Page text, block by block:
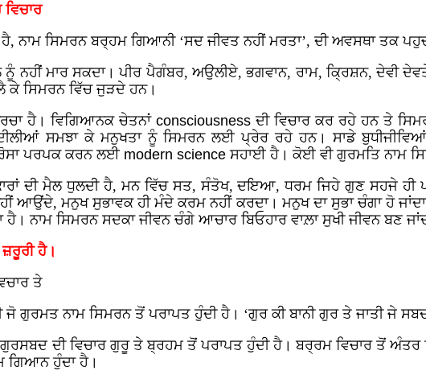
ਨਾਮ ਸਿਮਰਨ ਬਰ੍ਹਮ ਗਿਆਨੀ ‘ਸਦ ਜੀਵਤ ਨਹੀਂ ਮਰਤਾ’, ਦੀ ਅਵਸਥਾ ਤਕ
ਨੂੰ ਨਹੀਂ ਮਾਰ ਸਕਦਾ। ਪੀਰ ਪੈਗੰਬਰ, ਅਉਲੀਏ, ਭਗਵਾਨ, ਰਾਮ, ਕ੍ਰਿਸ਼ਨ, ਦੇਵੀ
ਸਿਮਰਨ ਵਿੱਚ ਜੁੜਦੇ ਹਨ।
ਹੈ। ਵਿਗਿਆਨਕ ਚੇਤਨਾਂ consciousness ਦੀ ਵਿਚਾਰ ਕਰ ਰਹੇ ਹਨ ਤੇ
ਸਮਝਾ ਕੇ ਮਨੁਖਤਾ ਨੂੰ ਸਿਮਰਨ ਲਈ ਪ੍ਰੇਰ ਰਹੇ ਹਨ। ਸਾਡੇ
ਪਰਪਕ ਕਰਨ ਲਈ modern science ਸਹਾਈ ਹੈ। ਕੋਈ ਵੀ ਗੁਰਮਤਿ ਨਾਮ
ਦੀ ਮੈਲ ਧੁਲਦੀ ਹੈ, ਮਨ ਵਿੱਚ ਸਤ, ਸੰਤੋਖ, ਦਇਆ, ਧਰਮ ਜਿਹੇ ਗੁਣ ਸਹਜੇ
ਆਉਂਦੇ, ਮਨੁਖ ਸੁਭਾਵਕ ਹੀ ਮੰਦੇ ਕਰਮ ਨਹੀਂ ਕਰਦਾ। ਮਨੁਖ ਦਾ ਸੁਭਾ ਚੰਗਾ ਹੋ
ਨਾਮ ਸਿਮਰਨ ਸਦਕਾ ਜੀਵਨ ਚੰਗੇ ਆਚਾਰ ਬਿਓਹਾਰ ਵਾਲ਼ਾ ਸੁਖੀ ਜੀਵਨ ਬਣ
ਹੈ।
ਤੇ
ਗੁਰਮਤ ਨਾਮ ਸਿਮਰਨ ਤੋਂ ਪਰਾਪਤ ਹੁੰਦੀ ਹੈ। ‘ਗੁਰ ਕੀ ਬਾਨੀ ਗੁਰ ਤੇ ਜਾਤੀ ਜੇ
ਦੀ ਵਿਚਾਰ ਗੁਰੂ ਤੇ ਬ੍ਰਹਮ ਤੋਂ ਪਰਾਪਤ ਹੁੰਦੀ ਹੈ। ਬਰ੍ਰਮ ਵਿਚਾਰ ਤੋਂ
ਗਿਆਨ ਹੁੰਦਾ ਹੈ।